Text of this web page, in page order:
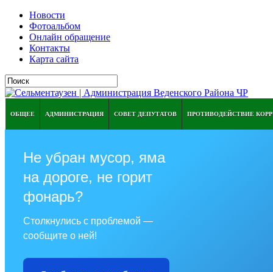
Новости
Фотоальбом
Онлайн обращение
Контакты
Карта сайта
ОБЩЕЕ АДМИНИСТРАЦИЯ СОВЕТ ДЕПУТАТОВ ПРОТИВОДЕЙСТВИЕ
Не убран мусор, яма
на дороге, не горит
фонарь?
Столкнулись с проблемой —
сообщите о ней!